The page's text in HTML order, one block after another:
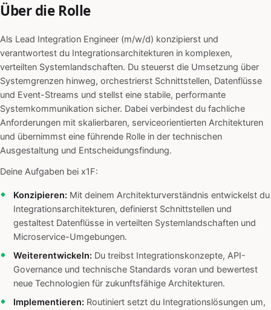
Über die Rolle
Als Lead Integration Engineer (m/w/d) konzipierst und
verantwortest du Integrationsarchitekturen in komplexen,
verteilten Systemlandschaften. Du steuerst die Umsetzung über
Systemgrenzen hinweg, orchestrierst Schnittstellen, Datenflüsse
und Event-Streams und stellst eine stabile, performante
Systemkommunikation sicher. Dabei verbindest du fachliche
Anforderungen mit skalierbaren, serviceorientierten Architekturen
und übernimmst eine führende Rolle in der technischen
Ausgestaltung und Entscheidungsfindung.
Deine Aufgaben bei x1F:
Konzipieren: Mit deinem Architekturverständnis entwickelst du
Integrationsarchitekturen, definierst Schnittstellen und
gestaltest Datenflüsse in verteilten Systemlandschaften und
Microservice-Umgebungen.
Weiterentwickeln: Du treibst Integrationskonzepte, API-
Governance und technische Standards voran und bewertest
neue Technologien für zukunftsfähige Architekturen.
Implementieren: Routiniert setzt du Integrationslösungen um,